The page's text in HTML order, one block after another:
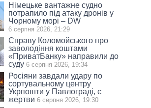
Німецьке вантажне судно
потрапило під атаку дронів у
Чорному морі – DW
6 серпня 2026, 21:29
Справу Коломойського про
заволодіння коштами
«ПриватБанку» направили до
суду 6 серпня 2026, 19:34
Росіяни завдали удару по
сортувальному центру
Укрпошти у Павлограді, є
жертви 6 серпня 2026, 19:30